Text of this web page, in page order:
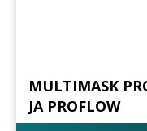
MULTIMASK
JA PROFLOW